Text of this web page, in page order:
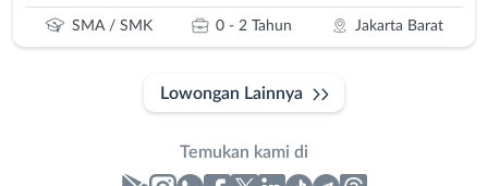
SMA / SMK 0 - 2 Tahun Jakarta Barat
Lowongan Lainnya
Temukan kami di